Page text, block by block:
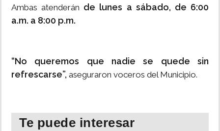
Ambas atenderán de lunes a sábado, de 6:00
a.m. a 8:00 p.m.
“No queremos que nadie se quede sin
refrescarse”, aseguraron voceros del Municipio.
Te puede interesar